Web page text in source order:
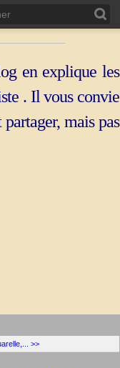
en explique les
. Il vous convie
mais pas
>>